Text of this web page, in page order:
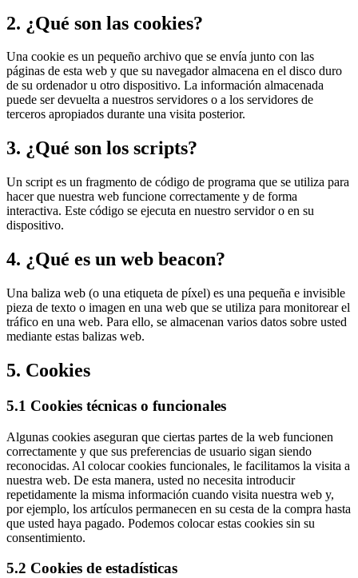
2. ¿Qué son las cookies?
Una cookie es un pequeño archivo que se envía junto con las
páginas de esta web y que su navegador almacena en el disco duro
de su ordenador u otro dispositivo. La información almacenada
puede ser devuelta a nuestros servidores o a los servidores de
terceros apropiados durante una visita posterior.
3. ¿Qué son los scripts?
Un script es un fragmento de código de programa que se utiliza para
hacer que nuestra web funcione correctamente y de forma
interactiva. Este código se ejecuta en nuestro servidor o en su
dispositivo.
4. ¿Qué es un web beacon?
Una baliza web (o una etiqueta de píxel) es una pequeña e invisible
pieza de texto o imagen en una web que se utiliza para monitorear el
tráfico en una web. Para ello, se almacenan varios datos sobre usted
mediante estas balizas web.
5. Cookies
5.1 Cookies técnicas o funcionales
Algunas cookies aseguran que ciertas partes de la web funcionen
correctamente y que sus preferencias de usuario sigan siendo
reconocidas. Al colocar cookies funcionales, le facilitamos la visita a
nuestra web. De esta manera, usted no necesita introducir
repetidamente la misma información cuando visita nuestra web y,
por ejemplo, los artículos permanecen en su cesta de la compra hasta
que usted haya pagado. Podemos colocar estas cookies sin su
consentimiento.
5.2 Cookies de estadísticas